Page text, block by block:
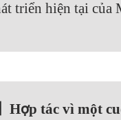
triển hiện tại của
Hợp tác vì một